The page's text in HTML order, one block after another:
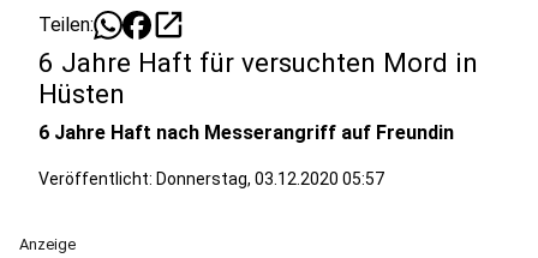
Teilen: open_in_new
6 Jahre Haft für versuchten Mord in
Hüsten
6 Jahre Haft nach Messerangriff auf Freundin
Veröffentlicht: Donnerstag, 03.12.2020 05:57
Anzeige